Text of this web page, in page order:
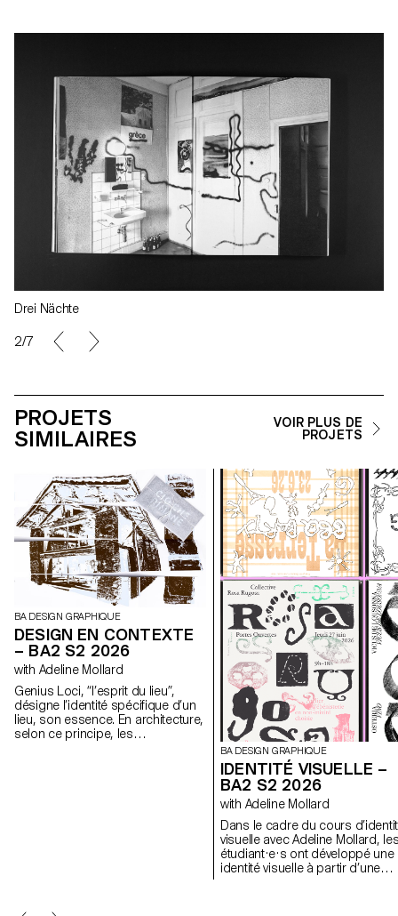
Drei Nächte
2/7
PROJETS
SIMILAIRES
VOIR PLUS DE
PROJETS
BA DESIGN GRAPHIQUE
DESIGN EN CONTEXTE
– BA2 S2 2026
with Adeline Mollard
Genius Loci, “l’esprit du lieu”,
désigne l’identité spécifique d’un
lieu, son essence. En architecture,
selon ce principe, les
BA DESIGN GRAPHIQUE
IDENTITÉ VISUELLE –
BA2 S2 2026
with Adeline Mollard
Dans le cadre du cours
visuelle avec Adeline Mollard,
étudiant·e·s ont développé une
identité visuelle à partir d’une